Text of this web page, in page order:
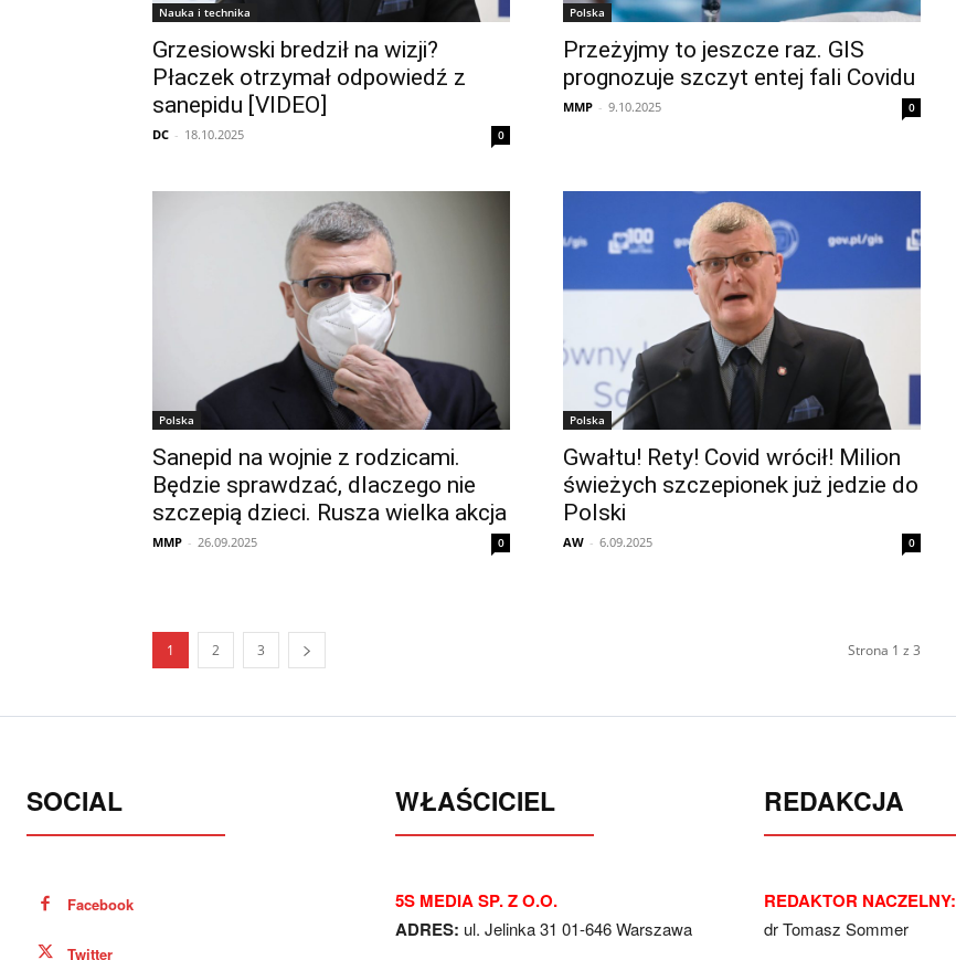
Nauka i technika
Grzesiowski bredził na wizji?
Płaczek otrzymał odpowiedź z
sanepidu [VIDEO]
DC - 18.10.2025 0
Polska
Przeżyjmy to jeszcze raz. GIS
prognozuje szczyt entej fali Covidu
MMP - 9.10.2025 0
Polska
Sanepid na wojnie z rodzicami.
Będzie sprawdzać, dlaczego nie
szczepią dzieci. Rusza wielka akcja
MMP - 26.09.2025 0
Polska
Gwałtu! Rety! Covid wrócił! Milion
świeżych szczepionek już jedzie do
Polski
AW - 6.09.2025 0
1 2 3 Strona 1 z 3
SOCIAL
Facebook
Twitter
WŁAŚCICIEL
5S MEDIA SP. Z O.O.
ADRES: ul. Jelinka 31 01-646 Warszawa
REDAKCJA
REDAKTOR NACZELNY:
dr Tomasz Sommer